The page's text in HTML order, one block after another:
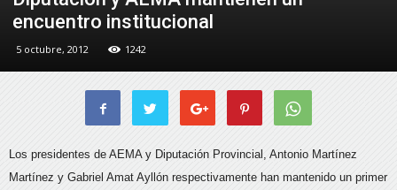
encuentro institucional
5 octubre, 2012 1242
Los presidentes de AEMA y Diputación Provincial, Antonio Martínez
Martínez y Gabriel Amat Ayllón respectivamente han mantenido un primer